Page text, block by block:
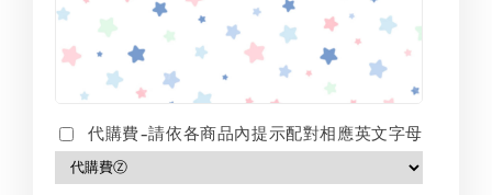
代購費-請依各商品內提示配對相應英文字母